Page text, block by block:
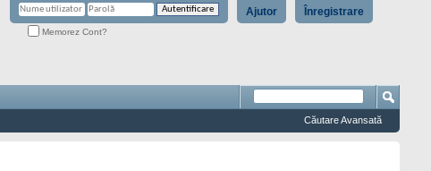
Înregistrare
Ajutor
Memorez Cont?
Căutare Avansată